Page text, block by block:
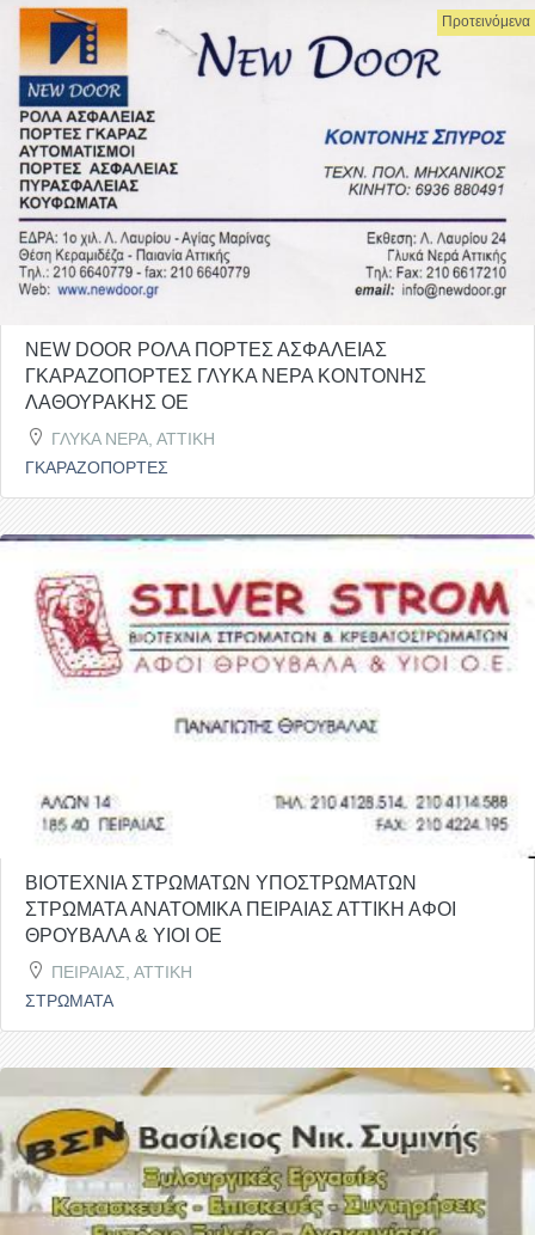
Προτεινόμενα
NEW DOOR ΡΟΛΑ ΠΟΡΤΕΣ ΑΣΦΑΛΕΙΑΣ
ΓΚΑΡΑΖΟΠΟΡΤΕΣ ΓΛΥΚΑ ΝΕΡΑ ΚΟΝΤΟΝΗΣ
ΛΑΘΟΥΡΑΚΗΣ ΟΕ
ΓΛΥΚΑ ΝΕΡΑ, ΑΤΤΙΚΗ
ΓΚΑΡΑΖΟΠΟΡΤΕΣ
ΒΙΟΤΕΧΝΙΑ ΣΤΡΩΜΑΤΩΝ ΥΠΟΣΤΡΩΜΑΤΩΝ
ΣΤΡΩΜΑΤΑ ΑΝΑΤΟΜΙΚΑ ΠΕΙΡΑΙΑΣ ΑΤΤΙΚΗ ΑΦΟΙ
ΘΡΟΥΒΑΛΑ & ΥΙΟΙ ΟΕ
ΠΕΙΡΑΙΑΣ, ΑΤΤΙΚΗ
ΣΤΡΩΜΑΤΑ